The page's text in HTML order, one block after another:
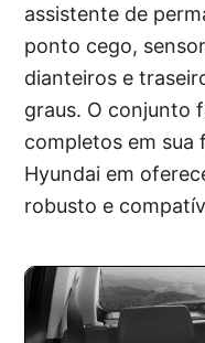
assistente de
ponto cego,
dianteiros e
graus. O conjunto
completos em
Hyundai em
robusto e